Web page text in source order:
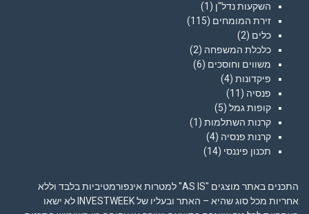
השקעות נדל"ן (1)
זירת המומחים (115)
כלים (2)
כלכלת המשפחה (2)
משווים וחוסכים (6)
פיקדונות (4)
פנסיה (11)
קופות גמל (5)
קרנות השתלמות (1)
קרנות פנסיה (4)
תכנון פיננסי (14)
התכנים באתר מוצגים "AS IS" למטרות אינפורמטיביות בלבד וללא
אחריות מכל סוג שהיא – האתר ובעליו של INVESTWEEK לא ישאו